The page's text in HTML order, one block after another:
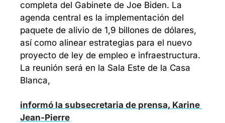
completa del Gabinete de Joe Biden. La
agenda central es la implementación del
paquete de alivio de 1,9 billones de dólares,
así como alinear estrategias para el nuevo
proyecto de ley de empleo e infraestructura.
La reunión será en la Sala Este de la Casa
Blanca,
informó la subsecretaria de prensa, Karine
Jean-Pierre